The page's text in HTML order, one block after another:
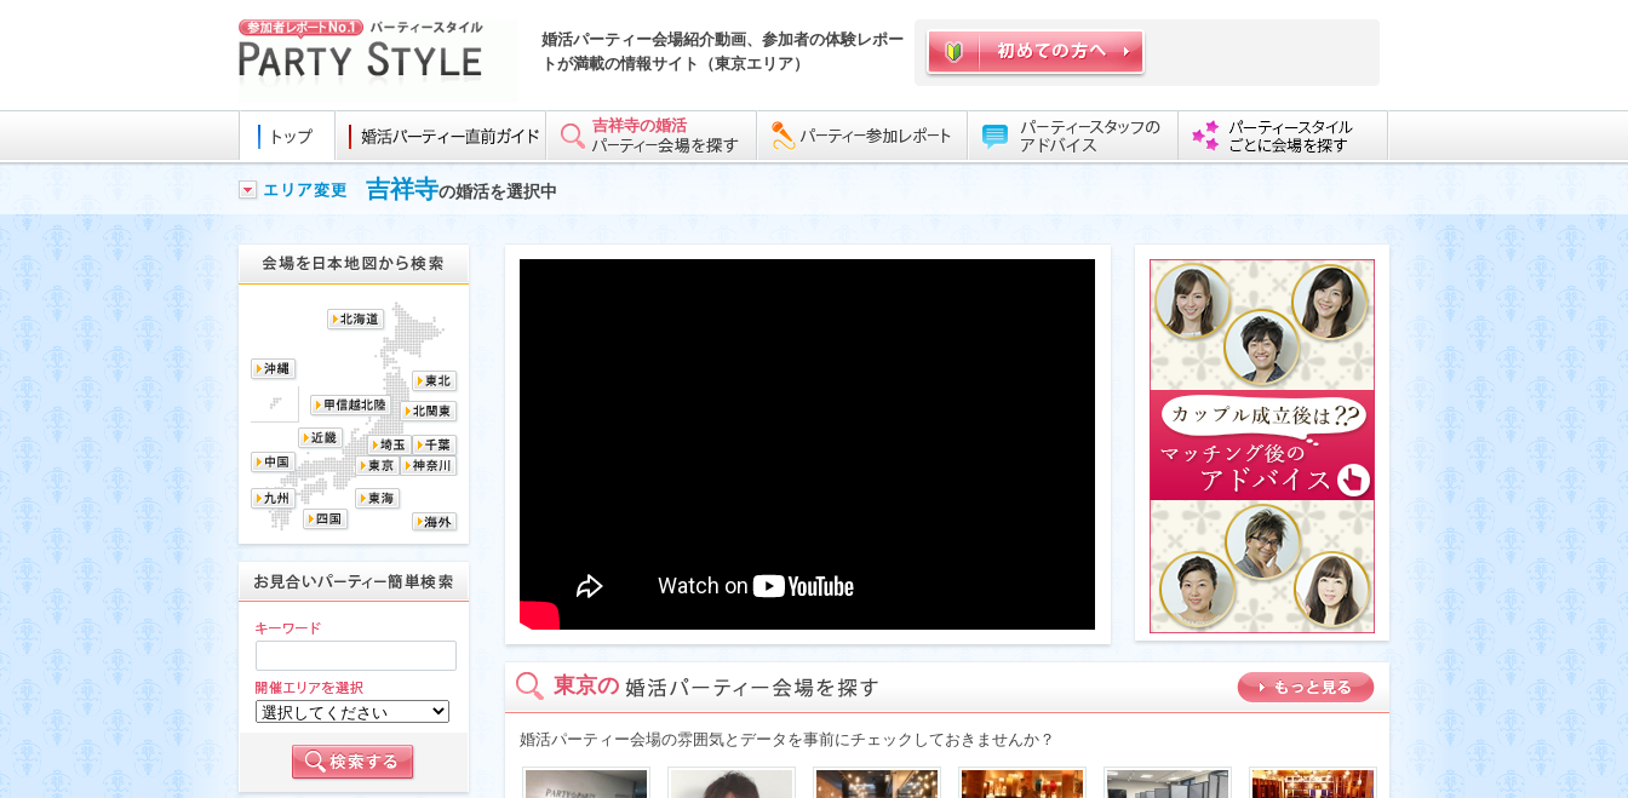
婚活パーティー会場紹介動画、参加者の体験レポー
トが満載の情報サイト（東京エリア）
吉祥寺の婚活
吉祥寺の婚活を選択中
東京の
婚活パーティー会場の雰囲気とデータを事前にチェックしておきませんか？